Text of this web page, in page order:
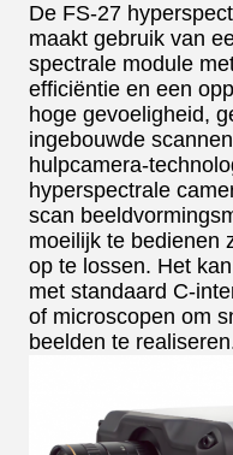
De FS-27
maakt gebruik van
spectrale module
efficiëntie en een
hoge gevoeligheid,
ingebouwde
hulpcamera-
hyperspectrale
scan
moeilijk te bedienen
op te lossen. Het
met standaard C-
of microscopen om
beelden te